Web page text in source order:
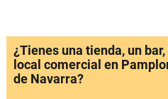
¿Tienes una tienda, un
local comercial en
de Navarra?